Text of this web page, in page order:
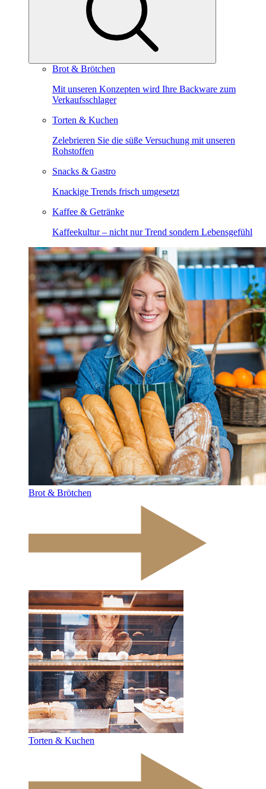
Brot & Brötchen
Mit unseren Konzepten wird Ihre Backware zum
Verkaufsschlager
Torten & Kuchen
Zelebrieren Sie die süße Versuchung mit unseren
Rohstoffen
Snacks & Gastro
Knackige Trends frisch umgesetzt
Kaffee & Getränke
Kaffeekultur – nicht nur Trend sondern Lebensgefühl
Brot & Brötchen
Torten & Kuchen